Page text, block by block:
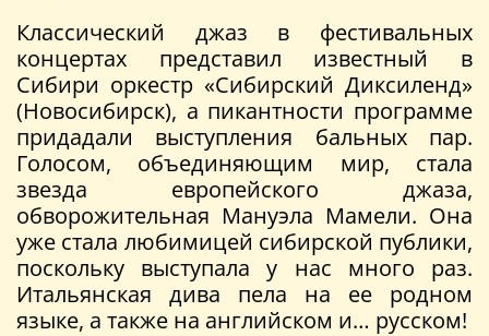
Классический джаз в фестивальных
концертах представил известный в
Сибири оркестр «Сибирский Диксиленд»
(Новосибирск), а пикантности программе
придадали выступления бальных пар.
Голосом, объединяющим мир, стала
звезда европейского джаза,
обворожительная Мануэла Мамели. Она
уже стала любимицей сибирской публики,
поскольку выступала у нас много раз.
Итальянская дива пела на ее родном
языке, а также на английском и… русском!